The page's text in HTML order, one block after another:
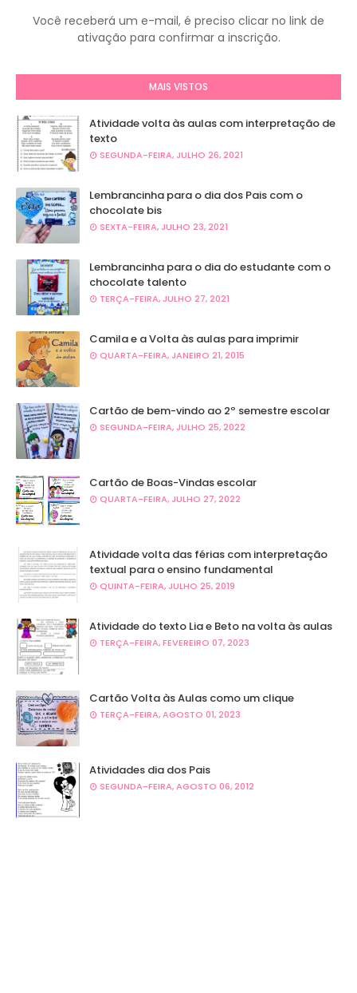
Você receberá um e-mail, é preciso clicar no link de
ativação para confirmar a inscrição.
MAIS VISTOS
Atividade volta às aulas com interpretação de
texto
SEGUNDA-FEIRA, JULHO 26, 2021
Lembrancinha para o dia dos Pais com o
chocolate bis
SEXTA-FEIRA, JULHO 23, 2021
Lembrancinha para o dia do estudante com o
chocolate talento
TERÇA-FEIRA, JULHO 27, 2021
Camila e a Volta às aulas para imprimir
QUARTA-FEIRA, JANEIRO 21, 2015
Cartão de bem-vindo ao 2º semestre escolar
SEGUNDA-FEIRA, JULHO 25, 2022
Cartão de Boas-Vindas escolar
QUARTA-FEIRA, JULHO 27, 2022
Atividade volta das férias com interpretação
textual para o ensino fundamental
QUINTA-FEIRA, JULHO 25, 2019
Atividade do texto Lia e Beto na volta às aulas
TERÇA-FEIRA, FEVEREIRO 07, 2023
Cartão Volta às Aulas como um clique
TERÇA-FEIRA, AGOSTO 01, 2023
Atividades dia dos Pais
SEGUNDA-FEIRA, AGOSTO 06, 2012